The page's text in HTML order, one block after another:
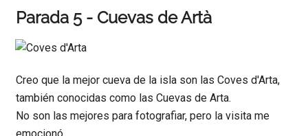
Parada 5 - Cuevas de Artà
Creo que la mejor cueva de la isla son las Coves d'Arta,
también conocidas como las Cuevas de Arta.
No son las mejores para fotografiar, pero la visita me
emocionó.